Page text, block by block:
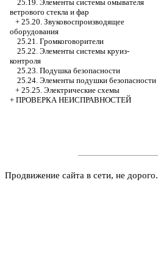
25.19. Элементы системы омывателя
ветрового стекла и фар
+ 25.20. Звуковоспроизводящее
оборудования
25.21. Громкоговорители
25.22. Элементы системы круиз-
контроля
25.23. Подушка безопасности
25.24. Элементы подушки безопасности
+ 25.25. Электрические схемы
+ ПРОВЕРКА НЕИСПРАВНОСТЕЙ
Продвижение сайта в сети, не дорого.